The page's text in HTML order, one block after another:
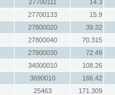
27700111
14.3
27700133
15.9
27800020
39.32
27800040
70.315
27800030
72.49
34000010
108.26
3690010
166.42
25463
171.309